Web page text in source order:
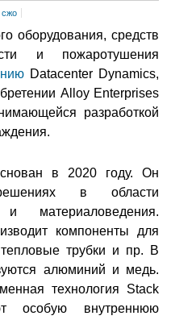
сжо
оборудования, средств
и пожаротушения
Datacenter Dynamics,
Alloy Enterprises
разработкой
в 2020 году. Он
в области
материаловедения.
компоненты для
трубки и пр. В
алюминий и медь.
технология Stack
особую внутреннюю